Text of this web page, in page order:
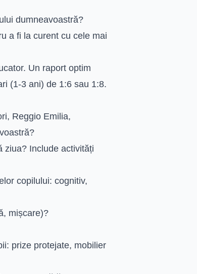
dumneavoastră?
a fi la curent cu cele mai
Un raport optim
(1-3 ani) de 1:6 sau 1:8.
Reggio Emilia,
ziua? Include activități
copilului: cognitiv,
mișcare)?
prize protejate, mobilier